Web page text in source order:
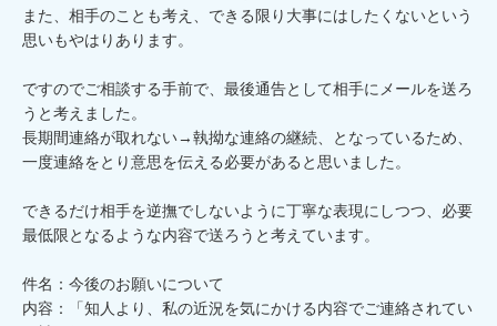
また、相手のことも考え、できる限り大事にはしたくないという
思いもやはりあります。
ですのでご相談する手前で、最後通告として相手にメールを送ろ
うと考えました。
長期間連絡が取れない→執拗な連絡の継続、となっているため、
一度連絡をとり意思を伝える必要があると思いました。
できるだけ相手を逆撫でしないように丁寧な表現にしつつ、必要
最低限となるような内容で送ろうと考えています。
件名：今後のお願いについて
内容：「知人より、私の近況を気にかける内容でご連絡されてい